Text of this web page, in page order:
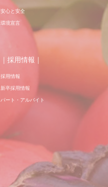
安心と安全
環境宣言
｜採用情報｜
採用情報
新卒採用情報
パート・アルバイト